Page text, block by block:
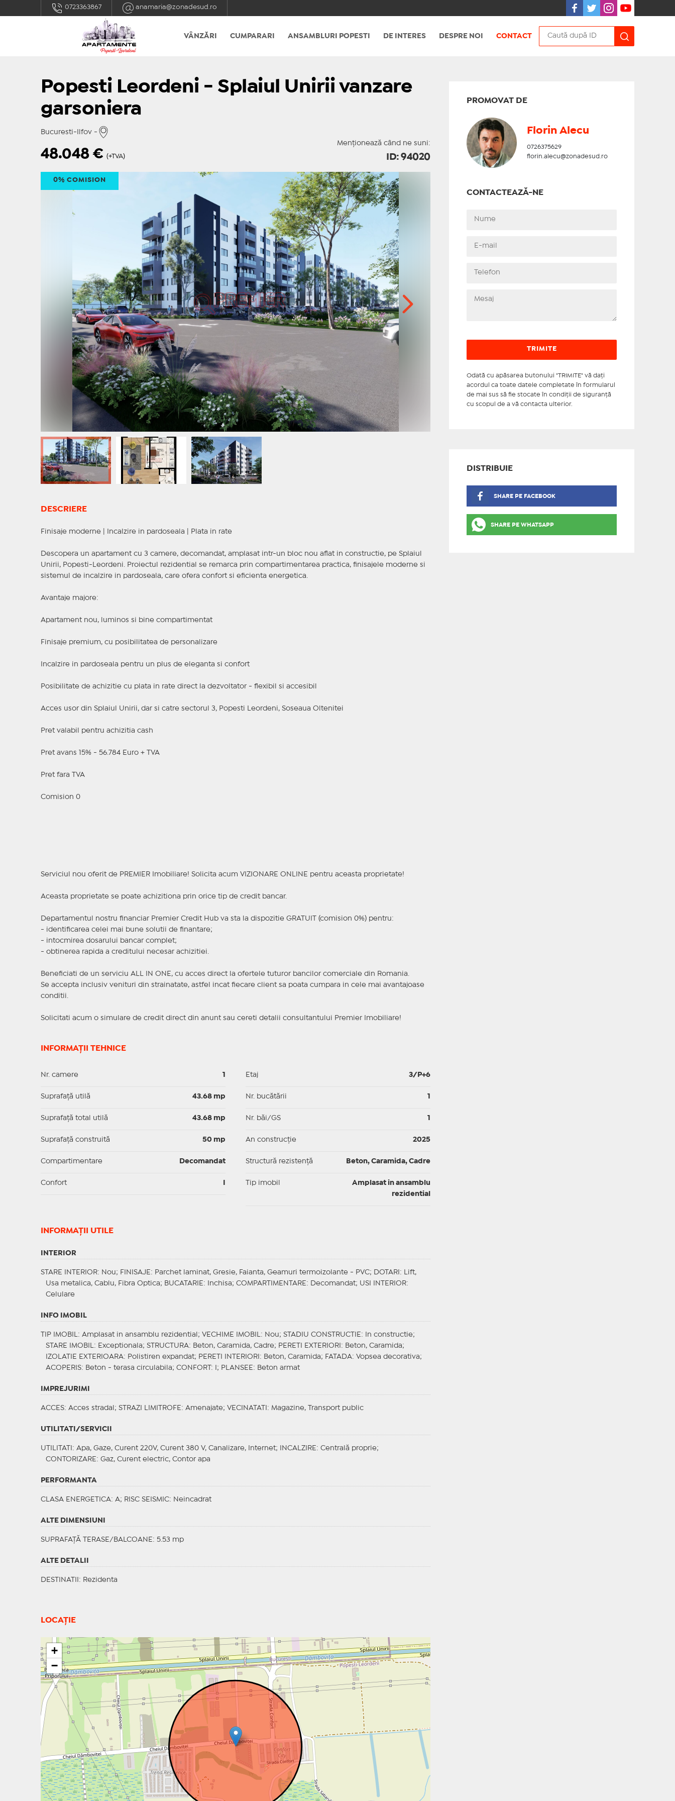
0723363867 anamaria@zonadesud.ro
VÂNZĂRI CUMPARARI ANSAMBLURI POPESTI DE INTERES DESPRE NOI CONTACT
Popesti Leordeni - Splaiul Unirii vanzare
garsoniera
Bucuresti-Ilfov -
Menționează când ne suni:
48.048€ (+TVA) ID: 94020
0% COMISION
DESCRIERE
Finisaje moderne | Incalzire in pardoseala | Plata in rate
Descopera un apartament cu 3 camere, decomandat, amplasat intr-un bloc nou aflat in constructie, pe Splaiul
Unirii, Popesti-Leordeni. Proiectul rezidential se remarca prin compartimentarea practica, finisajele moderne si
sistemul de incalzire in pardoseala, care ofera confort si eficienta energetica.
Avantaje majore:
Apartament nou, luminos si bine compartimentat
Finisaje premium, cu posibilitatea de personalizare
Incalzire in pardoseala pentru un plus de eleganta si confort
Posibilitate de achizitie cu plata in rate direct la dezvoltator - flexibil si accesibil
Acces usor din Splaiul Unirii, dar si catre sectorul 3, Popesti Leordeni, Soseaua Oltenitei
Pret valabil pentru achizitia cash
Pret avans 15% - 56.784 Euro + TVA
Pret fara TVA
Comision 0
Serviciul nou oferit de PREMIER Imobiliare! Solicita acum VIZIONARE ONLINE pentru aceasta proprietate!
Aceasta proprietate se poate achizitiona prin orice tip de credit bancar.
Departamentul nostru financiar Premier Credit Hub va sta la dispozitie GRATUIT (comision 0%) pentru:
- identificarea celei mai bune solutii de finantare;
- intocmirea dosarului bancar complet;
- obtinerea rapida a creditului necesar achizitiei.
Beneficiati de un serviciu ALL IN ONE, cu acces direct la ofertele tuturor bancilor comerciale din Romania.
Se accepta inclusiv venituri din strainatate, astfel incat fiecare client sa poata cumpara in cele mai avantajoase
conditii.
Solicitati acum o simulare de credit direct din anunt sau cereti detalii consultantului Premier Imobiliare!
INFORMAȚII TEHNICE
Nr. camere
Suprafaţă utilă 43.68 mp
Suprafaţă total utilă 43.68 mp
Suprafaţă construită 50 mp
Compartimentare Decomandat
Confort
Etaj 3/P+6
Nr. bucătării
Nr. băi/GS
An construcție 2025
Structură rezistență Beton, Caramida, Cadre
Tip imobil
Amplasat in ansamblu
rezidential
INFORMAŢII UTILE
INTERIOR
STARE INTERIOR: Nou; FINISAJE : Parchet laminat, Gresie, Faianta, Geamuri termoizolante - PVC; DOTARI : Lift,
Usa metalica, Cablu, Fibra Optica; BUCATARIE : Inchisa; COMPARTIMENTARE : Decomandat; USI INTERIOR:
Celulare
INFO IMOBIL
TIP IMOBIL : Amplasat in ansamblu rezidential; VECHIME IMOBIL : Nou; STADIU CONSTRUCTIE : In constructie;
STARE IMOBIL
: Exceptionala; STRUCTURA: Beton, Caramida, Cadre; PERETI EXTERIORI : Beton, Caramida;
IZOLATIE EXTERIOARA: Polistiren expandat; PERETI INTERIORI : Beton, Caramida; FATADA: Vopsea decorativa;
ACOPERIS: Beton - terasa circulabila; CONFORT : I; PLANSEE : Beton armat
IMPREJURIMI
ACCES: Acces stradal; STRAZI LIMITROFE : Amenajate; VECINATATI : Magazine, Transport public
UTILITATI/SERVICII
UTILITATI : Apa, Gaze, Curent 220V, Curent 380 V, Canalizare, Internet; INCALZIRE : Centrală proprie;
CONTORIZARE : Gaz, Curent electric, Contor apa
PERFORMANTA
CLASA ENERGETICA: A; RISC SEISMIC: Neincadrat
ALTE DIMENSIUNI
SUPRAFAȚĂ TERASE/BALCOANE: 5.53 mp
ALTE DETALII
DESTINATII : Rezidenta
LOCAȚIE
+
−
PROMOVAT DE
Florin Alecu
0726375629
florin.alecu@zonadesud.ro
CONTACTEAZĂ-NE
Odată cu apăsarea butonului "TRIMITE" vă daţi
acordul ca toate datele completate în formularul
de mai sus să fie stocate în condiţii de siguranţă
cu scopul de a vă contacta ulterior.
DISTRIBUIE
SHARE PE FACEBOOK
SHARE PE WHATSAPP